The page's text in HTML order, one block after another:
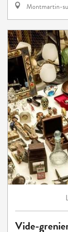
Montmartin-
Vide-